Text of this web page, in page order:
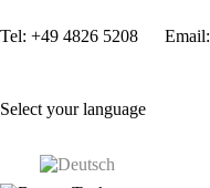
Tel: +49 4826 5208 Email:
Select your language